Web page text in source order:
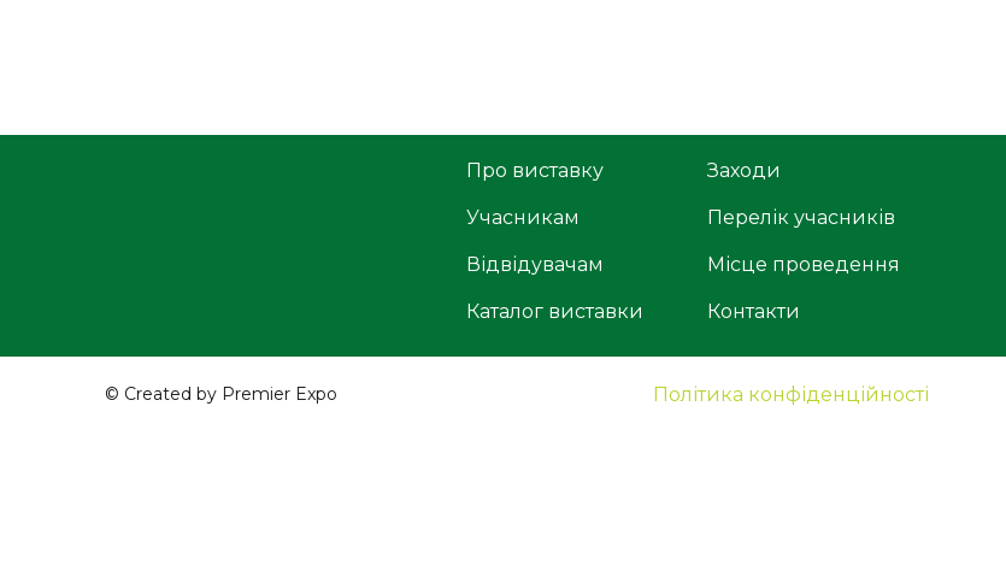
Про виставку
Учасникам
Відвідувачам
Каталог виставки
Заходи
Перелік учасників
Місце проведення
Контакти
© Created by Premier Expo Політика конфіденційності